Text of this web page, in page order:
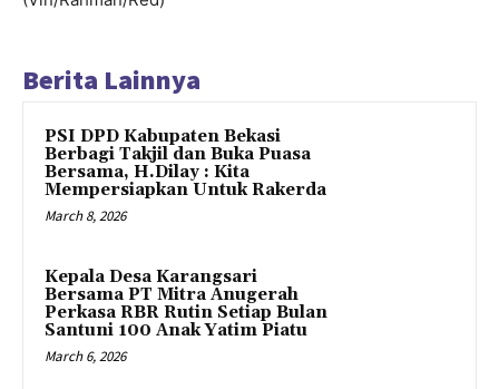
Berita Lainnya
PSI DPD Kabupaten Bekasi
Berbagi Takjil dan Buka Puasa
Bersama, H.Dilay : Kita
Mempersiapkan Untuk Rakerda
March 8, 2026
Kepala Desa Karangsari
Bersama PT Mitra Anugerah
Perkasa RBR Rutin Setiap Bulan
Santuni 100 Anak Yatim Piatu
March 6, 2026